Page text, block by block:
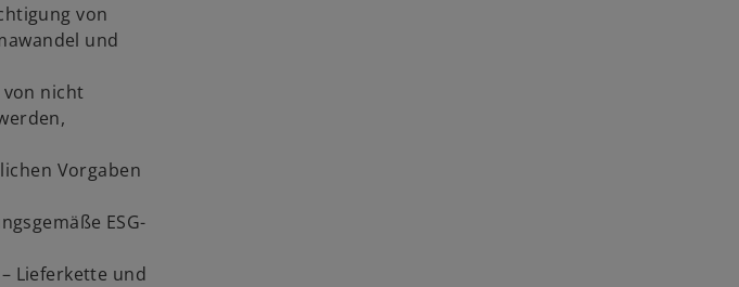
von
und
nicht
Vorgaben
ESG-
– Lieferkette und